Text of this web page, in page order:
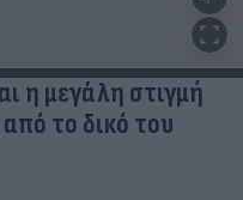
η μεγάλη στιγμή
το δικό του